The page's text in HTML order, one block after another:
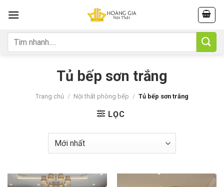
content
Tìm
kiếm:
Tủ bếp sơn trắng
Trang chủ / Nội thất phòng bếp / Tủ bếp sơn trắng
LỌC